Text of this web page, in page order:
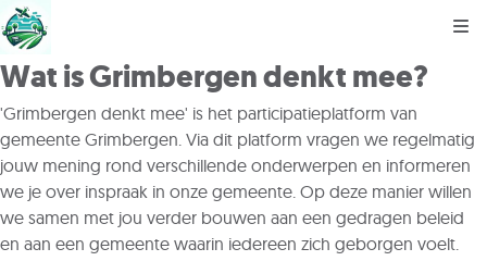
Wat is Grimbergen denkt mee?
'Grimbergen denkt mee' is het participatieplatform van
gemeente Grimbergen. Via dit platform vragen we regelmatig
jouw mening rond verschillende onderwerpen en informeren
we je over inspraak in onze gemeente. Op deze manier willen
we samen met jou verder bouwen aan een gedragen beleid
en aan een gemeente waarin iedereen zich geborgen voelt.